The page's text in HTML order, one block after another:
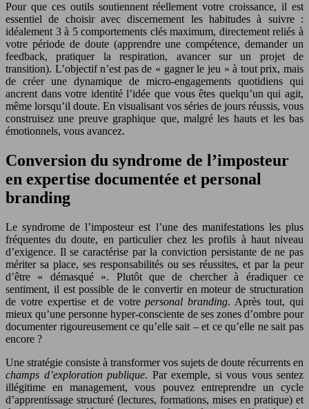
Pour que ces outils soutiennent réellement votre croissance, il est
essentiel de choisir avec discernement les habitudes à suivre :
idéalement 3 à 5 comportements clés maximum, directement reliés à
votre période de doute (apprendre une compétence, demander un
feedback, pratiquer la respiration, avancer sur un projet de
transition). L’objectif n’est pas de « gagner le jeu » à tout prix, mais
de créer une dynamique de micro-engagements quotidiens qui
ancrent dans votre identité l’idée que vous êtes quelqu’un qui agit,
même lorsqu’il doute. En visualisant vos séries de jours réussis, vous
construisez une preuve graphique que, malgré les hauts et les bas
émotionnels, vous avancez.
Conversion du syndrome de l’imposteur
en expertise documentée et personal
branding
Le syndrome de l’imposteur est l’une des manifestations les plus
fréquentes du doute, en particulier chez les profils à haut niveau
d’exigence. Il se caractérise par la conviction persistante de ne pas
mériter sa place, ses responsabilités ou ses réussites, et par la peur
d’être « démasqué ». Plutôt que de chercher à éradiquer ce
sentiment, il est possible de le convertir en moteur de structuration
de votre expertise et de votrepersonal branding. Après tout, qui
mieux qu’une personne hyper-consciente de ses zones d’ombre pour
documenter rigoureusement ce qu’elle sait – et ce qu’elle ne sait pas
encore ?
Une stratégie consiste à transformer vos sujets de doute récurrents en
champs d’exploration publique. Par exemple, si vous vous sentez
illégitime en management, vous pouvez entreprendre un cycle
d’apprentissage structuré (lectures, formations, mises en pratique) et